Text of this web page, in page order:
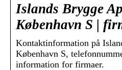
Islands Brygge
København S |
Kontaktinformation på
København S,
information for firmaer.